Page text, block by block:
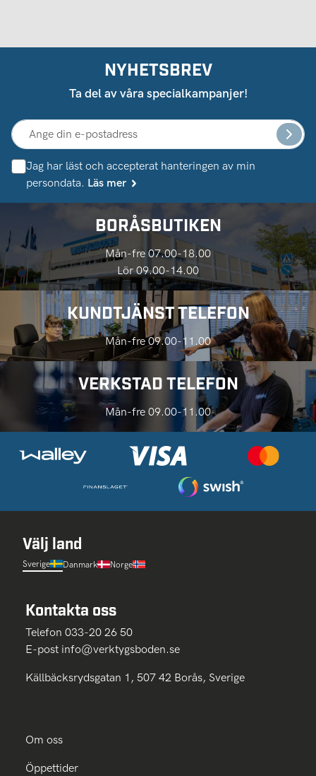
NYHETSBREV
Ta del av våra specialkampanjer!
Jag har läst och accepterat hanteringen av min
persondata. Läs mer
BORÅSBUTIKEN
Mån-fre 07.00-18.00
Lör 09.00-14.00
KUNDTJÄNST TELEFON
Mån-fre 09.00-11.00
VERKSTAD TELEFON
Mån-fre 09.00-11.00
Välj land
Sverige Danmark Norge
Kontakta oss
Telefon 033-20 26 50
E-post info@verktygsboden.se
Källbäcksrydsgatan 1, 507 42 Borås, Sverige
Om oss
Öppettider